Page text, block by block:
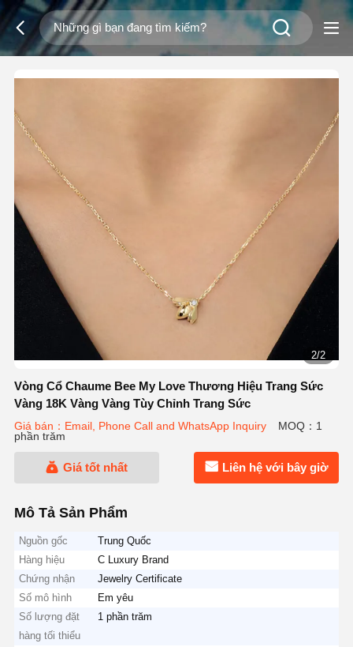
2/2
Vòng Cổ Chaume Bee My Love Thương Hiệu Trang Sức
Vàng 18K Vàng Vàng Tùy Chỉnh Trang Sức
Giá bán：Email, Phone Call and WhatsApp Inquiry
MOQ：1
phần trăm
Giá tốt nhất Liên hệ với bây giờ
Mô Tả Sản Phẩm
Nguồn gốc
Trung Quốc
Hàng hiệu
C Luxury Brand
Chứng nhận
Jewelry Certificate
Số mô hình
Em yêu
Số lượng đặt
hàng tối thiểu
1 phần trăm